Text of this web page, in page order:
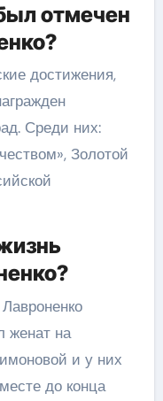
отмечен
достижения,
Среди них:
Золотой
женат на
и у них
до конца